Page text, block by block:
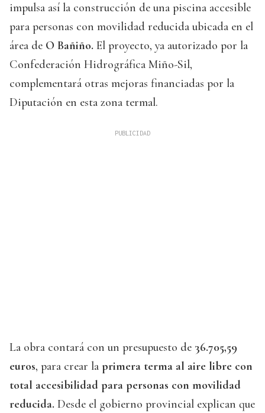
impulsa así la construcción de una piscina accesible
para personas con movilidad reducida ubicada en el
área de O Bañiño. El proyecto, ya autorizado por la
Confederación Hidrográfica Miño-Sil,
complementará otras mejoras financiadas por la
Diputación en esta zona termal.
La obra contará con un presupuesto de 36.705,59
euros, para crear la primera terma al aire libre con
total accesibilidad para personas con movilidad
reducida. Desde el gobierno provincial explican que